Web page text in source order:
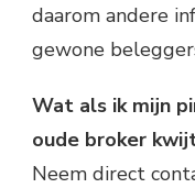
daarom andere
gewone
Wat als ik mijn
oude broker
Neem direct